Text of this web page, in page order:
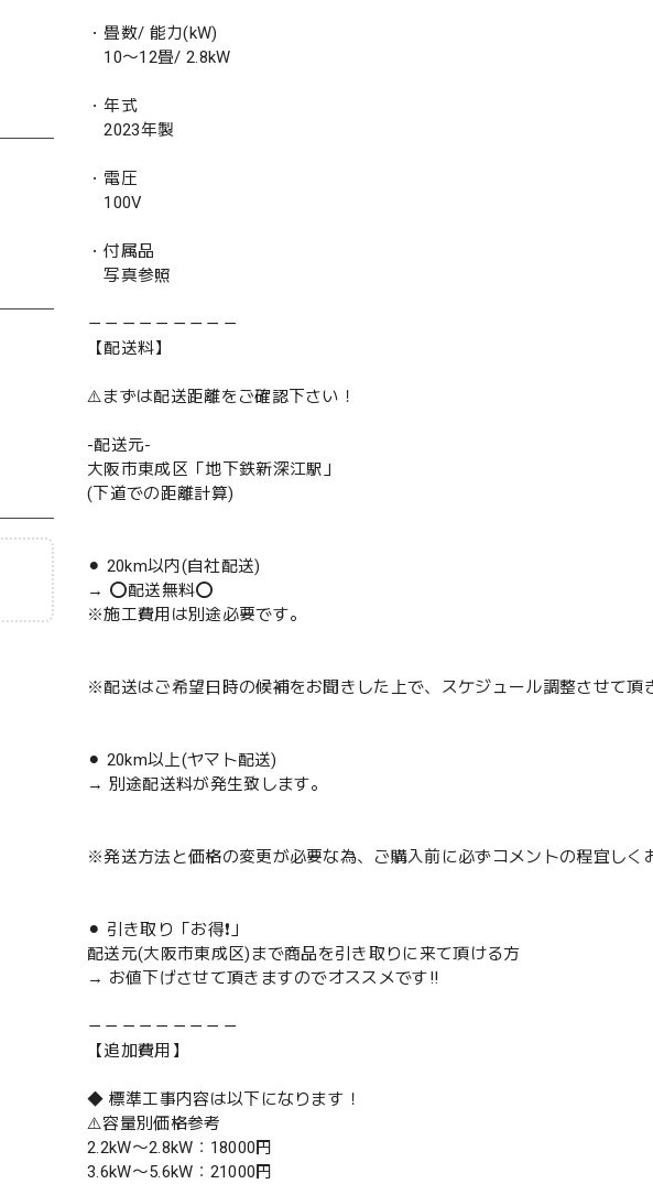
・畳数/ 能力(kW)
10〜12畳/ 2.8kW
・年式
2023年製
・電圧
100V
・付属品
写真参照
－－－－－－－－－
【配送料】
⚠️まずは配送距離をご確認下さい！
-配送元-
大阪市東成区「地下鉄新深江駅」
(下道での距離計算)
⚫︎ 20km以内(自社配送)
→ ⭕️配送無料⭕️
※施工費用は別途必要です。
※配送はご希望日時の候補をお聞きした上で、スケジュール調整させて頂
⚫︎ 20km以上(ヤマト配送)
→ 別途配送料が発生致します。
※発送方法と価格の変更が必要な為、ご購入前に必ずコメントの程宜しく
⚫︎ 引き取り「お得❗️」
配送元(大阪市東成区)まで商品を引き取りに来て頂ける方
→ お値下げさせて頂きますのでオススメです‼️
－－－－－－－－－
【追加費用】
◆ 標準工事内容は以下になります！
⚠️容量別価格参考
2.2kW〜2.8kW：18000円
3.6kW〜5.6kW：21000円